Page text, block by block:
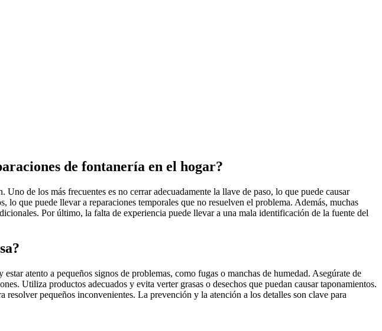
de fontanería en el hogar?
de los más frecuentes es no cerrar adecuadamente la llave de paso, lo que puede causar
que puede llevar a reparaciones temporales que no resuelven el problema. Además, muchas
Por último, la falta de experiencia puede llevar a una mala identificación de la fuente del
atento a pequeños signos de problemas, como fugas o manchas de humedad. Asegúrate de
Utiliza productos adecuados y evita verter grasas o desechos que puedan causar taponamientos.
pequeños inconvenientes. La prevención y la atención a los detalles son clave para